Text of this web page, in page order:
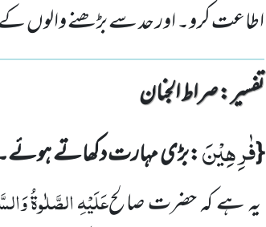
اطاعت کرو۔ اور حد سے بڑھنے والوں کے
تفسیر : ‎صراط الجنان
}فٰرِهِیْنَ:بڑی مہارت دکھاتے
یہ ہے کہ حضرت صالحعَلَیْہِالصَّلٰوۃُ